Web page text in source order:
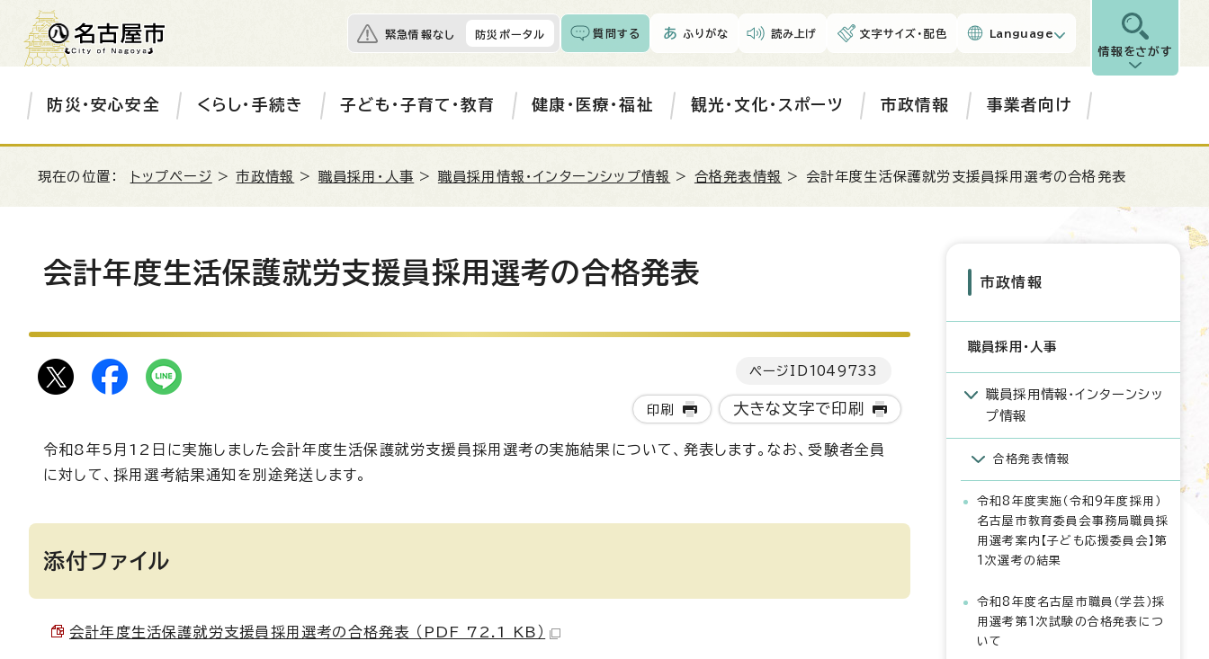
緊急情報なし 防災ポータル 質問する ふりがな 読み上げ 文字サイズ・配色 Language
情報をさがす
防災・安心安全 くらし・手続き 子ども・子育て・教育 健康・医療・福祉 観光・文化・スポーツ 市政情報 事業者向け
現在の位置： トップページ >市政情報 > 職員採用・人事 > 職員採用情報・インターンシップ情報 > 合格発表情報 > 会計年度生活保護就労支援員採用選考の合格発表
会計年度生活保護就労支援員採用選考の合格発表
ページID 1049733
印刷 大きな文字で印刷
令和8年5月12日に実施しました会計年度生活保護就労支援員採用選考の実施結果について、発表します。なお、受験者全員
に対して、採用選考結果通知を別途発送します。
添付ファイル
会計年度生活保護就労支援員採用選考の合格発表 （PDF 72.1 KB）
市政情報
職員採用・人事
職員採用情報・インターンシッ
プ情報
合格発表情報
令和8年度実施（令和9年度採用）
名古屋市教育委員会事務局職員採
用選考案内【子ども応援委員会】第
1次選考の結果
令和8年度名古屋市職員（学芸）採
用選考第1次試験の合格発表につ
いて